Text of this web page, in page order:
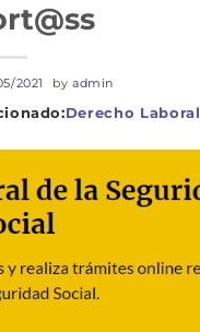
Derecho Laboral
2021 byadmin